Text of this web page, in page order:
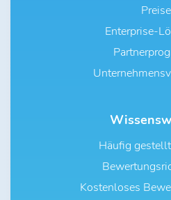
Preise
Enterprise-
Häufig
Kostenloses